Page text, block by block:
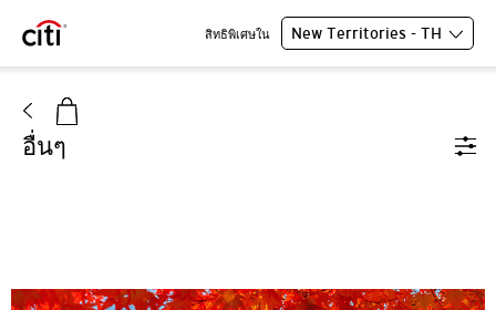
สิทธิพิเศษใน New Territories - TH
อื่นๆ